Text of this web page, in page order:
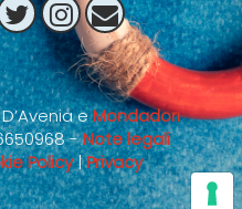
eMondadori
-Note legali
Policy|Privacy